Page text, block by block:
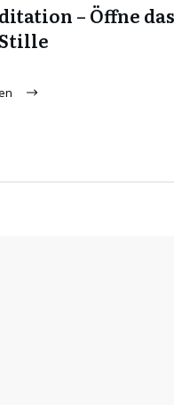
– Öffne das